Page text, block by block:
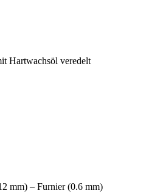
Hartwachsöl veredelt
mm) – Furnier (0.6 mm)